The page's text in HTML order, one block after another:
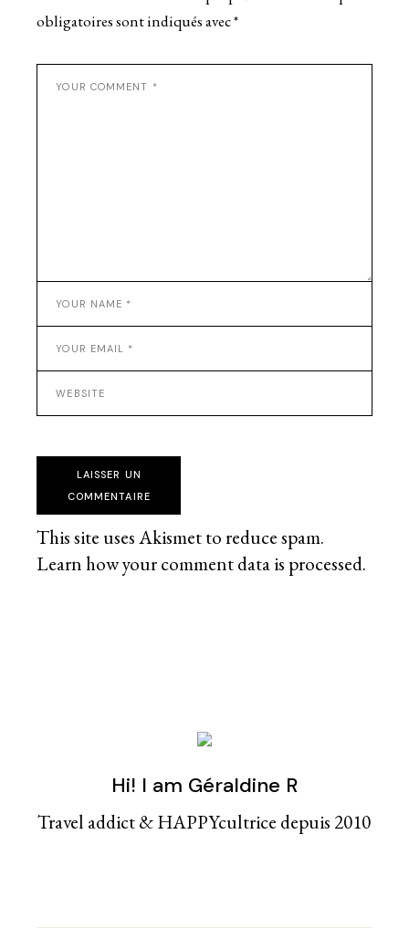
obligatoires sont indiqués avec*
LAISSER UN
COMMENTAIRE
This site uses Akismet to reduce spam.
Learn how your comment data is processed.
Hi! I am Géraldine R
Travel addict & HAPPYcultrice depuis 2010